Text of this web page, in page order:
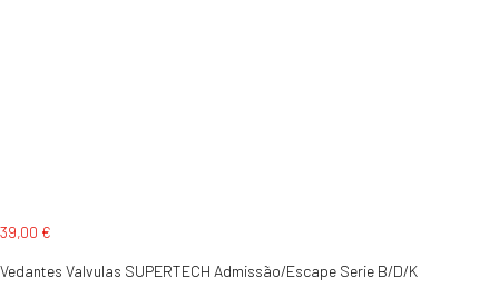
39,00 €
Vedantes Valvulas SUPERTECH Admissão/Escape Serie B/D/K